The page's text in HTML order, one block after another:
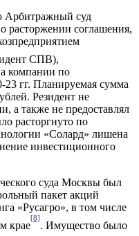
Арбитражный суд
расторжении соглашения,
СПВ),
компании по
23 гг. Планируемая сумма
Резидент не
а также не предоставлял
расторгнуто по
«Солард» лишена
инвестиционного
суда Москвы был
пакет акций
«Русагро», в том числе
крае
[8]
. Имущество было